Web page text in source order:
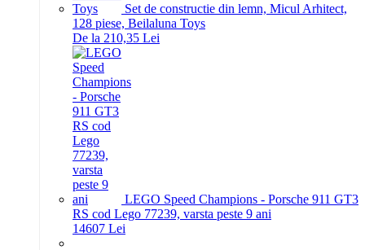
Set de constructie din lemn, Micul Arhitect,
128 piese, Beilaluna Toys
De la 210,35 Lei
LEGO Speed Champions - Porsche 911 GT3
RS cod Lego 77239, varsta peste 9 ani
14607 Lei